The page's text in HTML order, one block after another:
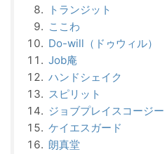
トランジット
ここわ
Do-will（ドゥウィル）
Job庵
ハンドシェイク
スピリット
ジョブプレイスコージー
ケイエスガード
朗真堂